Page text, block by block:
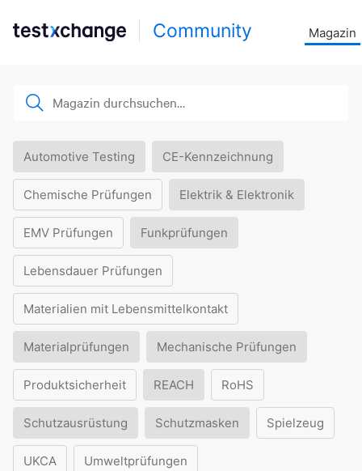
Community Magazin
Automotive Testing CE-Kennzeichnung
Chemische Prüfungen Elektrik & Elektronik
EMV Prüfungen Funkprüfungen
Lebensdauer Prüfungen
Materialien mit Lebensmittelkontakt
Materialprüfungen Mechanische Prüfungen
Produktsicherheit REACH RoHS
Schutzausrüstung Schutzmasken Spielzeug
UKCA Umweltprüfungen